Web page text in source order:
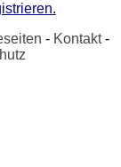
- Kontakt-